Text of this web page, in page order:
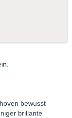
bewusst
brillante